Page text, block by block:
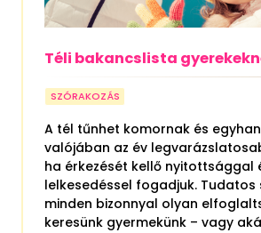
Téli bakancslista
SZÓRAKOZÁS
A tél tűnhet komornak és
valójában az év
ha érkezését kellő nyitottsággal
lelkesedéssel fogadjuk. Tudatos
minden bizonnyal olyan
keresünk gyermekünk – vagy